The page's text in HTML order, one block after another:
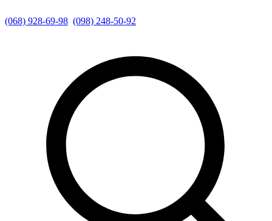
(068) 928-69-98 (098) 248-50-92